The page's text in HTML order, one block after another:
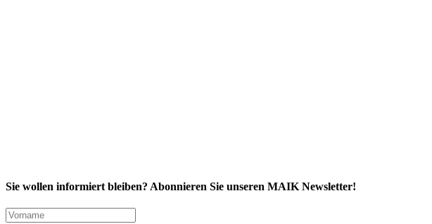
Sie wollen informiert bleiben? Abonnieren Sie unseren MAIK Newsletter!